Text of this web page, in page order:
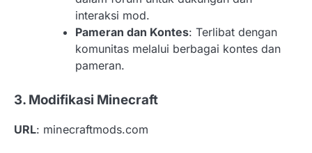
interaksi mod.
Pameran dan Kontes: Terlibat dengan
komunitas melalui berbagai kontes dan
pameran.
3. Modifikasi Minecraft
URL: minecraftmods.com